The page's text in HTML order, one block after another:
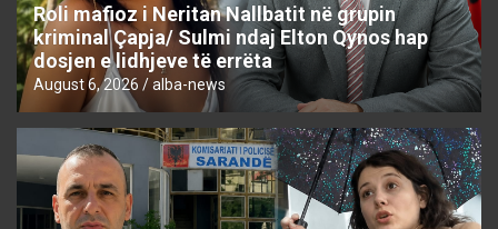
Roli mafioz i Neritan Nallbatit në grupin
kriminal Çapja/ Sulmi ndaj Elton Qynos hap
dosjen e lidhjeve të errëta
August 6, 2026 alba-news